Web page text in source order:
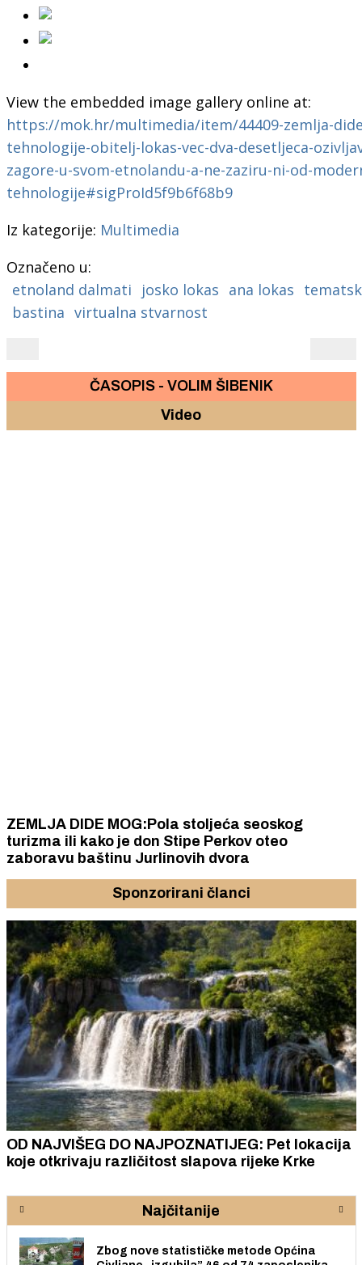
View the embedded image gallery online at:
https://mok.hr/multimedia/item/44409-zemlja-
tehnologije-obitelj-lokas-vec-dva-desetljeca-
zagore-u-svom-etnolandu-a-ne-zaziru-ni-od-
tehnologije#sigProId5f9b6f68b9
Iz kategorije: Multimedia
Označeno u:
etnoland dalmati
josko lokas ana lokas
bastina virtualna stvarnost
ČASOPIS - VOLIM ŠIBENIK
Video
ZEMLJA DIDE MOG:Pola stoljeća seoskog
turizma ili kako je don Stipe Perkov oteo
zaboravu baštinu Jurlinovih dvora
Sponzorirani članci
OD NAJVIŠEG DO NAJPOZNATIJEG: Pet lokacija
koje otkrivaju različitost slapova rijeke Krke
Najčitanije
Zbog nove statističke metode Općina